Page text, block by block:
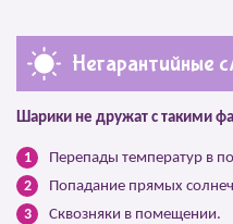
Негарантийные
Шарики не дружат с такими
Перепады температур в
Попадание прямых
Сквозняки в помещении.